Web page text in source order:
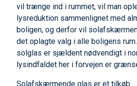
vil trænge ind i rummet, vil man
lysreduktion sammenlignet med
boligen, og derfor vil
det oplagte valg i alle boligens
solglas er sjældent nødvendigt i
lysindfaldet her i forvejen er
Solafskærmende glas er et tilkøb.